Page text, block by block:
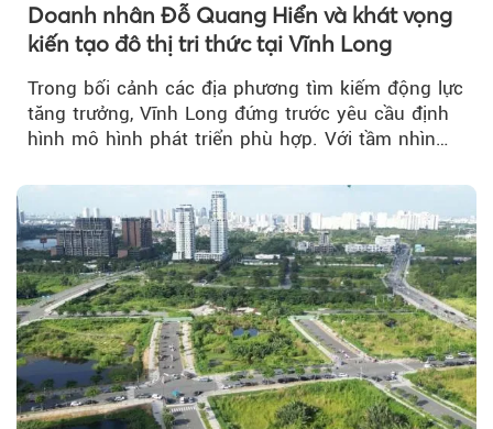
Doanh nhân Đỗ Quang Hiển và khát vọng
kiến tạo đô thị tri thức tại Vĩnh Long
Trong bối cảnh các địa phương tìm kiếm động lực
tăng trưởng, Vĩnh Long đứng trước yêu cầu định
hình mô hình phát triển phù hợp. Với tầm nhìn